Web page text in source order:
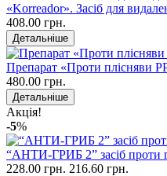
«Korreador». Засіб для
408.00 грн.
Детальніше
Препарат «Проти плісняви
480.00 грн.
Детальніше
Акція!
-5%
“АНТИ-ГРИБ 2” засіб проти
228.00 грн. 216.60 грн.